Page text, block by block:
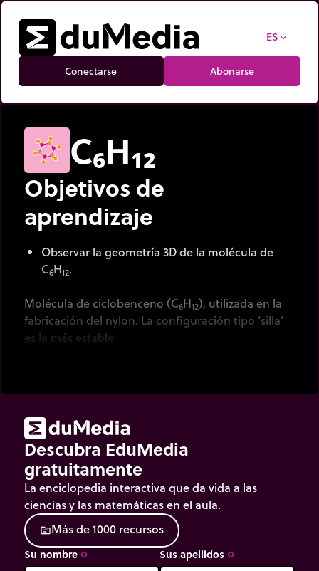
ES expand_more
Conectarse Abonarse
C₆H₁₂
Objetivos de
aprendizaje
Observar la geometría 3D de la molécula de
C6H12.
Molécula de ciclobenceno (C6H12), utilizada en la
fabricación del nylon. La configuración tipo ‘silla’
es la más estable
Descubra EduMedia
gratuitamente
La enciclopedia interactiva que da vida a las
ciencias y las matemáticas en el aula.
sourceMásde1000 recursos
Su nombre trip_origin Sus apellidos trip_origin